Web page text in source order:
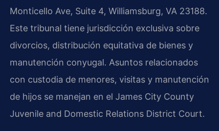
Monticello Ave, Suite 4, Williamsburg, VA 23188.
Este tribunal tiene jurisdicción exclusiva sobre
divorcios, distribución equitativa de bienes y
manutención conyugal. Asuntos relacionados
con custodia de menores, visitas y manutención
de hijos se manejan en el James City County
Juvenile and Domestic Relations District Court.